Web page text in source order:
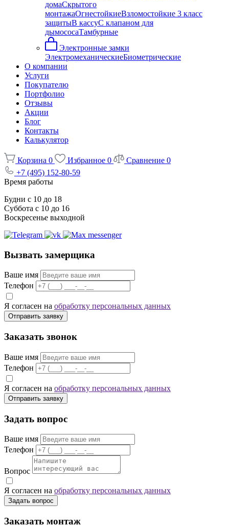
домаСкрытого
монтажаОгнестойкиеВзломостойкие 3 класс
защитыВ кассуС клапаном для
дымососаТамбурные
Электронные замки
ЭлектромеханическиеБиометрические
О компании
Услуги
Покупателю
Портфолио
Отзывы
Акции
Блог
Контакты
Калькулятор
Корзина 0 Избранное 0 Сравнение 0
+7 (495) 152-80-59
Время работы
Будни с 10 до 18
Суббота с 10 до 16
Воскресенье выходной
Вызвать замерщика
Ваше имя
Телефон
Я согласен на обработку персональных данных
Отправить заявку
Заказать звонок
Ваше имя
Телефон
Я согласен на обработку персональных данных
Отправить заявку
Задать вопрос
Ваше имя
Телефон
Вопрос
Я согласен на обработку персональных данных
Задать вопрос
Заказать монтаж